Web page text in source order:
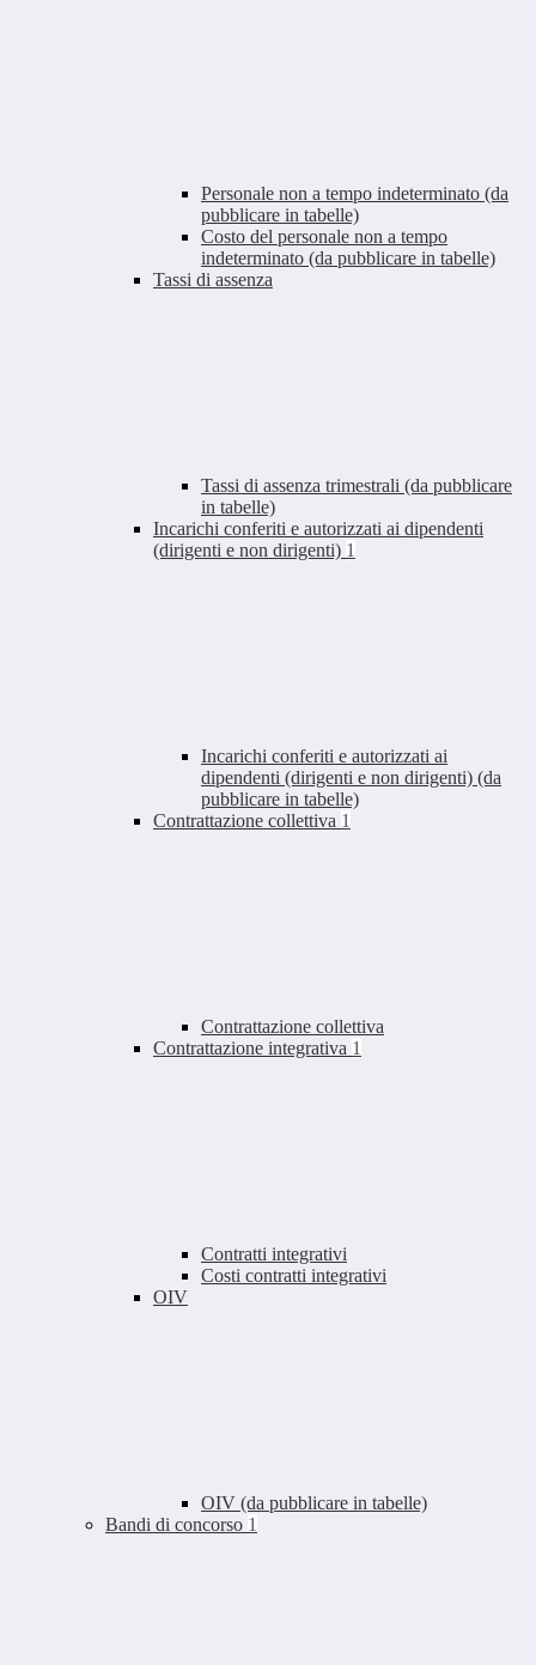
Personale non a tempo indeterminato (da
pubblicare in tabelle)
Costo del personale non a tempo
indeterminato (da pubblicare in tabelle)
Tassi di assenza
Tassi di assenza trimestrali (da pubblicare
in tabelle)
Incarichi conferiti e autorizzati ai dipendenti
(dirigenti e non dirigenti) 1
Incarichi conferiti e autorizzati ai
dipendenti (dirigenti e non dirigenti) (da
pubblicare in tabelle)
Contrattazione collettiva 1
Contrattazione collettiva
Contrattazione integrativa 1
Contratti integrativi
Costi contratti integrativi
OIV
OIV (da pubblicare in tabelle)
Bandi di concorso 1